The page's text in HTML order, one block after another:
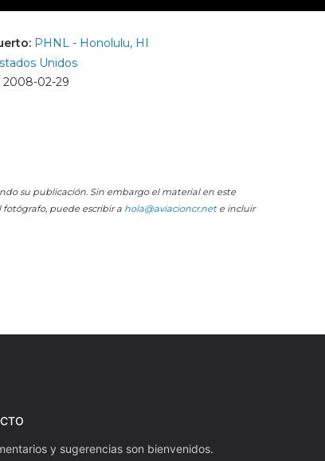
PHNL - Honolulu, HI
Unidos
2008-02-29
su publicación. Sin embargo el material en este
puede escribir a hola@aviacioncr.nete incluir
y sugerencias son bienvenidos.